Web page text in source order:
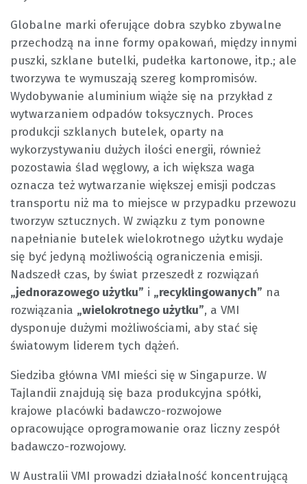
Globalne marki oferujące dobra szybko zbywalne
przechodzą na inne formy opakowań, między innymi
puszki, szklane butelki, pudełka kartonowe, itp.; ale
tworzywa te wymuszają szereg kompromisów.
Wydobywanie aluminium wiąże się na przykład z
wytwarzaniem odpadów toksycznych. Proces
produkcji szklanych butelek, oparty na
wykorzystywaniu dużych ilości energii, również
pozostawia ślad węglowy, a ich większa waga
oznacza też wytwarzanie większej emisji podczas
transportu niż ma to miejsce w przypadku przewozu
tworzyw sztucznych. W związku z tym ponowne
napełnianie butelek wielokrotnego użytku wydaje
się być jedyną możliwością ograniczenia emisji.
Nadszedł czas, by świat przeszedł z rozwiązań
„jednorazowego użytku” i „recyklingowanych” na
rozwiązania „wielokrotnego użytku”, a VMI
dysponuje dużymi możliwościami, aby stać się
światowym liderem tych dążeń.
Siedziba główna VMI mieści się w Singapurze. W
Tajlandii znajdują się baza produkcyjna spółki,
krajowe placówki badawczo-rozwojowe
opracowujące oprogramowanie oraz liczny zespół
badawczo-rozwojowy.
W Australii VMI prowadzi działalność koncentrującą